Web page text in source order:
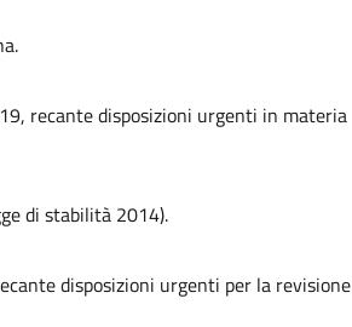
recante disposizioni urgenti in materia
di stabilità 2014).
disposizioni urgenti per la revisione